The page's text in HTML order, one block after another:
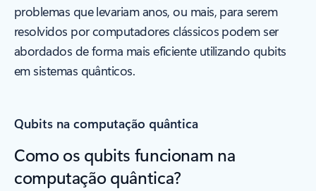
problemas que levariam anos, ou mais, para serem
resolvidos por computadores clássicos podem ser
abordados de forma mais eficiente utilizando qubits
em sistemas quânticos.
Qubits na computação quântica
Como os qubits funcionam na
computação quântica?